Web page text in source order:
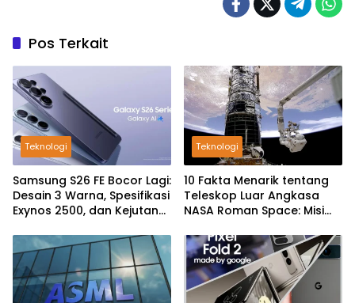
Pos Terkait
Teknologi
Samsung S26 FE Bocor Lagi:
Desain 3 Warna, Spesifikasi
Exynos 2500, dan Kejutan
Teknologi
10 Fakta Menarik tentang
Teleskop Luar Angkasa
NASA Roman Space: Misi
Rahasia Alam Semesta